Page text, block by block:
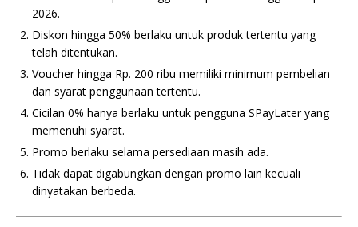
2026.
Diskon hingga 50% berlaku untuk produk tertentu yang
telah ditentukan.
Voucher hingga Rp. 200 ribu memiliki minimum pembelian
dan syarat penggunaan tertentu.
Cicilan 0% hanya berlaku untuk pengguna SPayLater yang
memenuhi syarat.
Promo berlaku selama persediaan masih ada.
Tidak dapat digabungkan dengan promo lain kecuali
dinyatakan berbeda.